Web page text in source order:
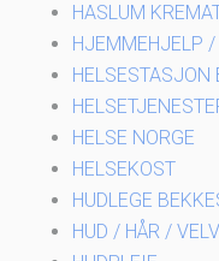
HASLUM
HJEMMEHJELP
HELSESTASJON
HELSE NORGE
HELSEKOST
HUDLEGE
HUD / HÅR /